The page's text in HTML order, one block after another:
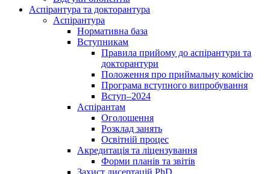
Аспірантура та докторантура
Аспірантура
Нормативна база
Вступникам
Правила прийому до аспірантури та
докторантури
Положення про приймальну комісію
Програма вступного випробування
Вступ–2024
Аспірантам
Оголошення
Розклад занять
Освітній процес
Акредитація та ліцензування
Форми планів та звітів
Захист дисертацій PhD